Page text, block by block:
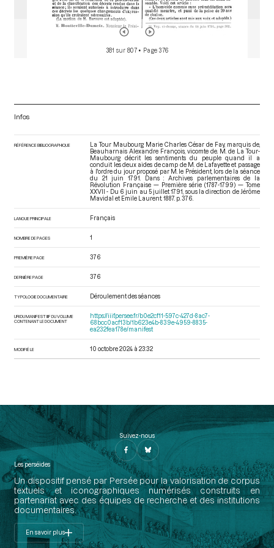
381 sur 807 • Page 376
Infos
RÉFÉRENCE BIBLIOGRAPHIQUE
La Tour Maubourg Marie Charles César de Fay, marquis de,
Beauharnais Alexandre François, vicomte de. M. de La Tour-
Maubourg décrit les sentiments du peuple quand il a
conduit les deux aides de camp de M. de Lafayette et passage
à l'ordre du jour proposé par M. le Président, lors de la séance
du 21 juin 1791. Dans : Archives parlementaires de la
Révolution Française — Première série (1787-1799) — Tome
XXVII - Du 6 juin au 5 juillet 1791 , sous la direction de Jérôme
Mavidal et Emile Laurent. 1887. p. 376.
LANGUE PRINCIPALE Français
NOMBRE DE PAGES 1
PREMIÈRE PAGE 376
DERNIÈRE PAGE 376
TYPOLOGIE DOCUMENTAIRE Déroulement des séances
URI DU MANIFEST IIIF DU VOLUME
CONTENANT LE DOCUMENT
https://iiif.persee.fr/b0e2cf11-597c-427d-8ac7-
68bcc0acf13b/1b623e4b-839e-4959-8835-
ea232fea178e/manifest
MODIFIÉ LE 10 octobre 2024 à 23:32
Suivez-nous
Les perséides
Un dispositif pensé par Persée pour la valorisation de corpus
textuels et iconographiques numérisés construits en
partenariat avec des équipes de recherche et des institutions
documentaires.
En savoir plus